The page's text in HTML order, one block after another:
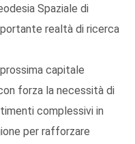
Spaziale di
realtà di ricerca
capitale
forza la necessità di
complessivi in
per rafforzare